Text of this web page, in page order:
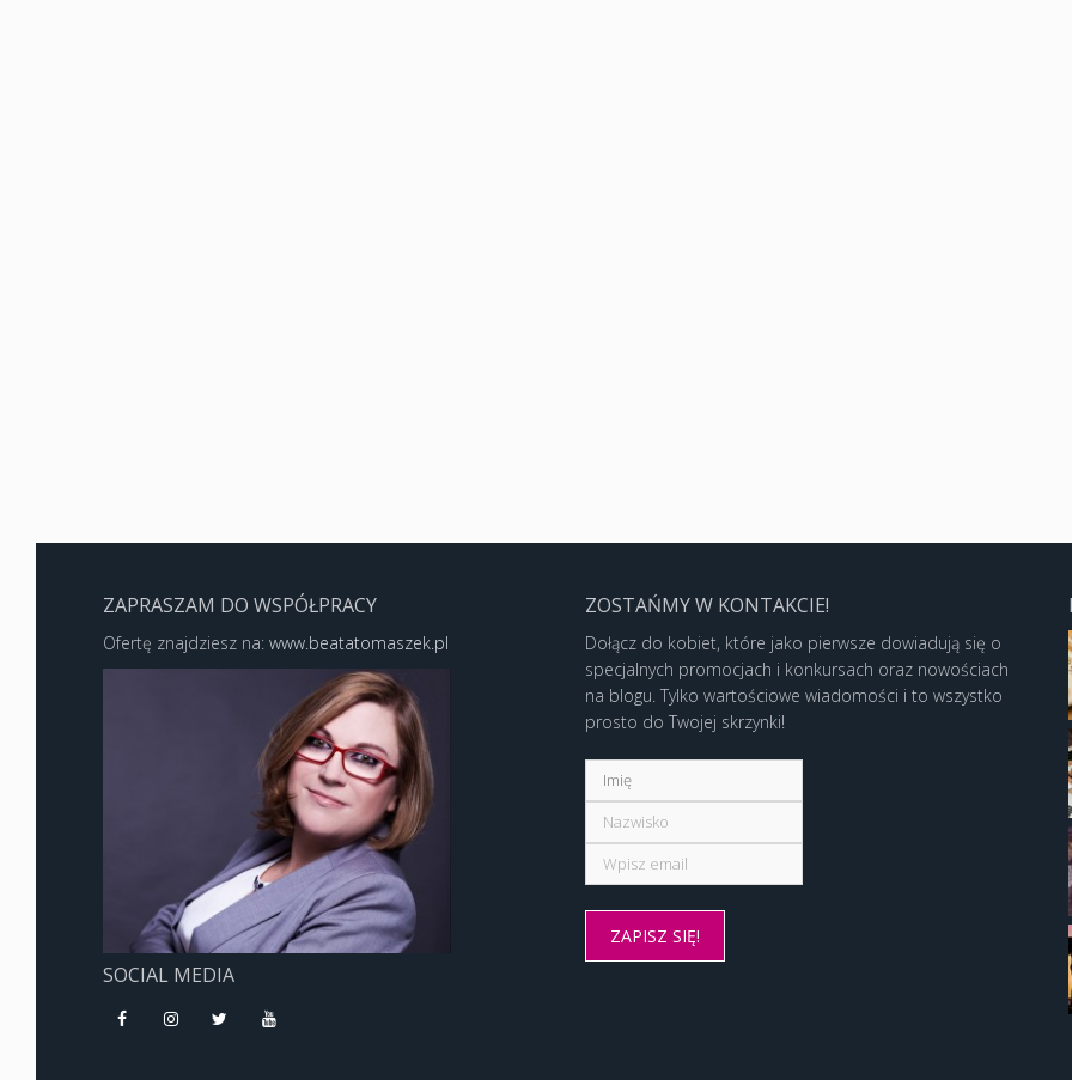
ZAPRASZAM DO WSPÓŁPRACY
Ofertę znajdziesz na: www.beatatomaszek.pl
SOCIAL MEDIA
ZOSTAŃMY W KONTAKCIE!
Dołącz do kobiet, które jako pierwsze dowiadują się o
specjalnych promocjach i konkursach oraz nowościach
na blogu. Tylko wartościowe wiadomości i to wszystko
prosto do Twojej skrzynki!